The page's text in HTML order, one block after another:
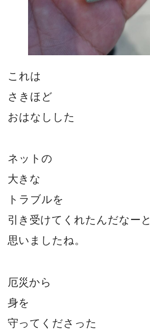
これは
さきほど
おはなしした
ネットの
大きな
トラブルを
引き受けてくれたんだなーと
思いましたね。
厄災から
身を
守ってくださった